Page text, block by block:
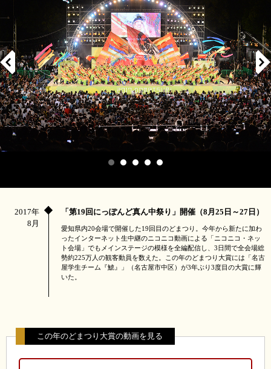
2017年
8月
「第19回にっぽんど真ん中祭り」開催（8月25日～27日）
愛知県内20会場で開催した19回目のどまつり。今年から新たに加わ
ったインターネット生中継のニコニコ動画による「ニコニコ・ネッ
ト会場」でもメインステージの模様を全編配信し、3日間で全会場総
勢約225万人の観客動員を数えた。この年のどまつり大賞には「名古
屋学生チーム『鯱』」（名古屋市中区）が3年ぶり3度目の大賞に輝
いた。
この年のどまつり大賞の動画を見る